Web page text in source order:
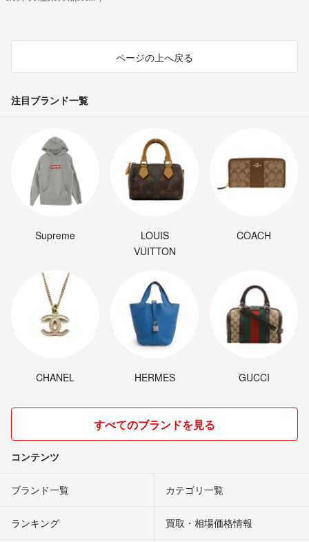
ページの上へ戻る
注目ブランド一覧
Supreme
LOUIS
VUITTON
COACH
CHANEL HERMES GUCCI
すべてのブランドを見る
コンテンツ
ブランド一覧 カテゴリ一覧
ランキング 買取・相場価格情報